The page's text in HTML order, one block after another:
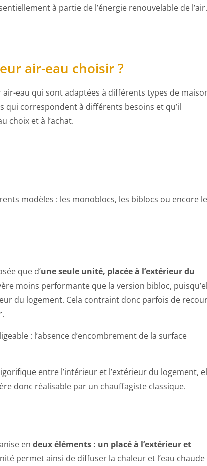
à partie de l’énergie renouvelable de l’air.
air-eau choisir ?
eau qui sont adaptées à différents types de
qui correspondent à différents besoins et qu’il
choix et à l’achat.
modèles : les monoblocs, les biblocs ou encore
que d’une seule unité, placée à l’extérieur du
moins performante que la version bibloc,
du logement. Cela contraint donc parfois de
: l’absence d’encombrement de la surface
entre l’intérieur et l’extérieur du logement,
donc réalisable par un chauffagiste classique.
en deux éléments : un placé à l’extérieur et
permet ainsi de diffuser la chaleur et l’eau chaude